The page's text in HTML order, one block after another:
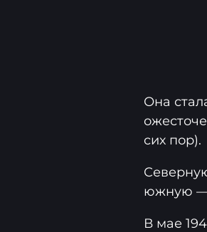
Она
сих пор).
южную —
В мае